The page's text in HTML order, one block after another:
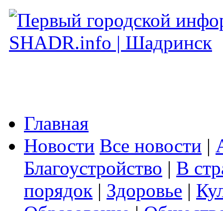
Главная
Новости Все новости |
Благоустройство | В
порядок | Здоровье |